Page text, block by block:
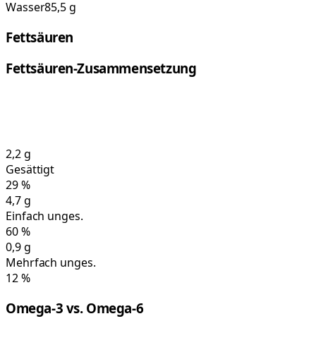
Wasser85,5 g
Fettsäuren
Fettsäuren-Zusammensetzung
2,2g
Gesättigt
29%
4,7g
Einfach unges.
60%
0,9g
Mehrfach unges.
12%
Omega-3 vs. Omega-6